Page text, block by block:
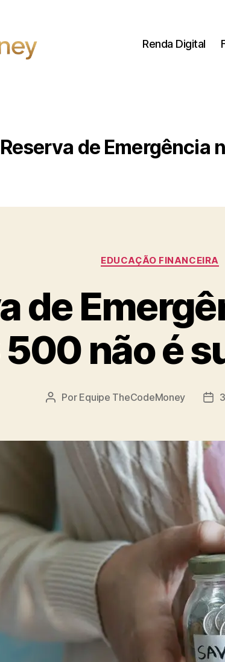
Renda Digital
Reserva de Emergência
Categorias
EDUCAÇÃO FINANCEIRA
de
500 não é
Autor
Por Equipe TheCodeMoney